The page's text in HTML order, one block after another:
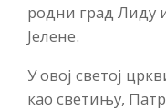
родни град Лиду
Јелене.
У овој светој
као светињу,